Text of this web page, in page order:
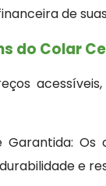
de
do Colar
Garantida:
e